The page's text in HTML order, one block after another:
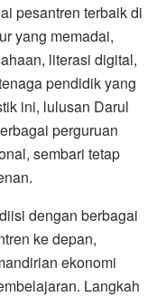
pesantren terbaik di
yang memadai,
literasi digital,
pendidik yang
ini, lulusan Darul
perguruan
sembari tetap
dengan berbagai
ke depan,
ekonomi
Langkah